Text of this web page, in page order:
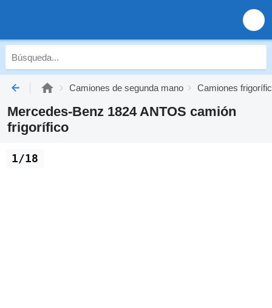
Camiones de segunda mano Camiones
Mercedes-Benz 1824 ANTOS camión
frigorífico
1/18